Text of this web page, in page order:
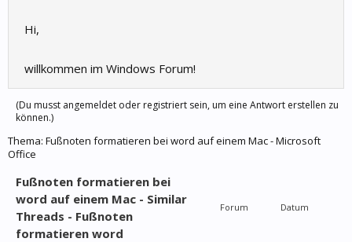
Hi,
willkommen im Windows Forum!
(Du musst angemeldet oder registriert sein, um eine Antwort erstellen zu
können.)
Thema: Fußnoten formatieren bei word auf einem Mac - Microsoft
Office
Fußnoten formatieren bei
word auf einem Mac - Similar
Threads - Fußnoten
formatieren word
Forum Datum